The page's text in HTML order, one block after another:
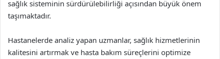
sağlık sisteminin sürdürülebilirliği açısından büyük önem
taşımaktadır.
Hastanelerde analiz yapan uzmanlar, sağlık hizmetlerinin
kalitesini artırmak ve hasta bakım süreçlerini optimize